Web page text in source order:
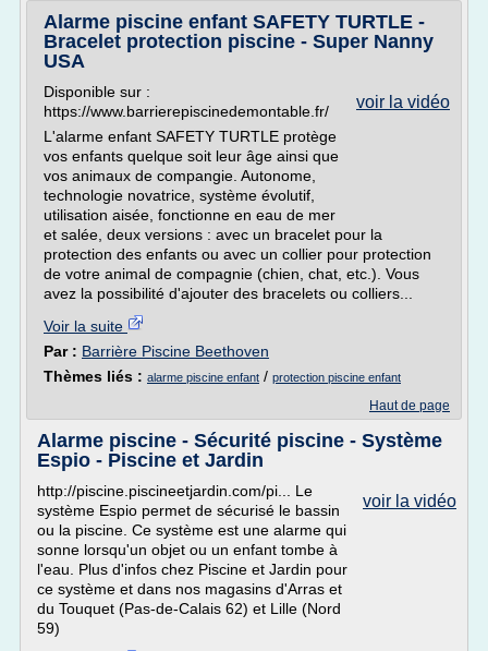
Alarme piscine enfant SAFETY TURTLE -
Bracelet protection piscine - Super Nanny
USA
voir la vidéo
Disponible sur :
https://www.barrierepiscinedemontable.fr/
L'alarme enfant SAFETY TURTLE protège
vos enfants quelque soit leur âge ainsi que
vos animaux de compangie. Autonome,
technologie novatrice, système évolutif,
utilisation aisée, fonctionne en eau de mer
et salée, deux versions : avec un bracelet pour la
protection des enfants ou avec un collier pour protection
de votre animal de compagnie (chien, chat, etc.). Vous
avez la possibilité d'ajouter des bracelets ou colliers...
Voir la suite
Par : Barrière Piscine Beethoven
Thèmes liés : alarme piscine enfant / protection piscine enfant
Haut de page
Alarme piscine - Sécurité piscine - Système
Espio - Piscine et Jardin
voir la vidéo
http://piscine.piscineetjardin.com/pi... Le
système Espio permet de sécurisé le bassin
ou la piscine. Ce système est une alarme qui
sonne lorsqu'un objet ou un enfant tombe à
l'eau. Plus d'infos chez Piscine et Jardin pour
ce système et dans nos magasins d'Arras et
du Touquet (Pas-de-Calais 62) et Lille (Nord
59)